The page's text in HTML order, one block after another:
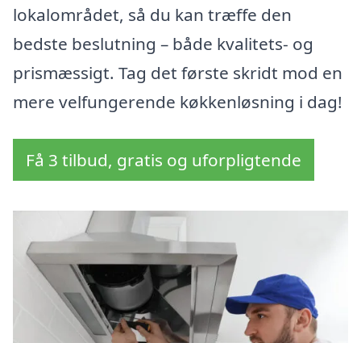
lokalområdet, så du kan træffe den
bedste beslutning – både kvalitets- og
prismæssigt. Tag det første skridt mod en
mere velfungerende køkkenløsning i dag!
Få 3 tilbud, gratis og uforpligtende